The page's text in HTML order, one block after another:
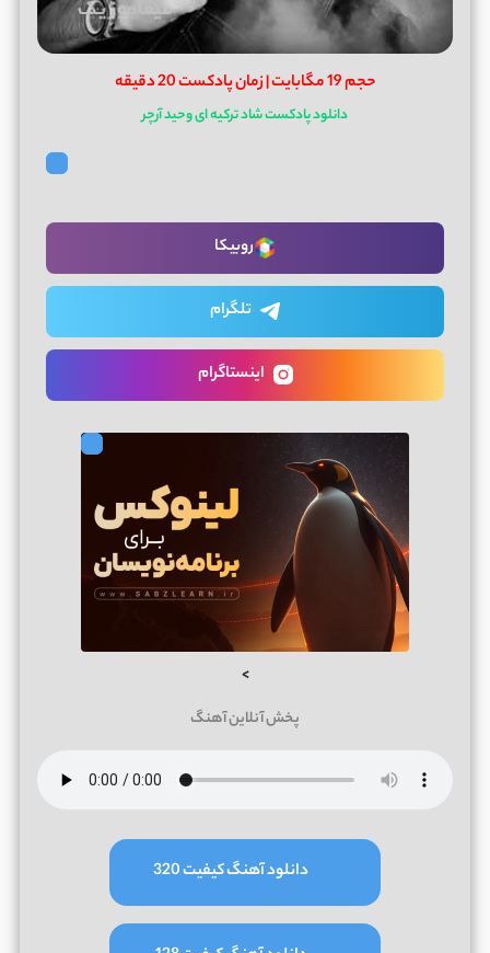
حجم 19 مگابایت | زمان پادکست 20 دقیقه
دانلود پادکست شاد ترکیه ای وحید آرچر
روبیکا
تلگرام
اینستاگرام
>
پخش آنلاین آهنگ
دانلود آهنگ کیفیت 320